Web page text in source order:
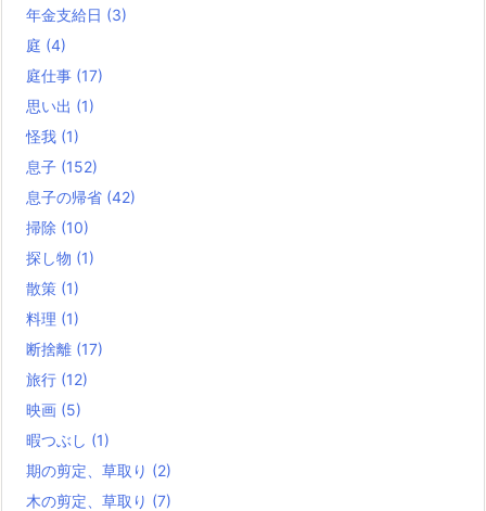
年金支給日 (3)
庭 (4)
庭仕事 (17)
思い出 (1)
怪我 (1)
息子 (152)
息子の帰省 (42)
掃除 (10)
探し物 (1)
散策 (1)
料理 (1)
断捨離 (17)
旅行 (12)
映画 (5)
暇つぶし (1)
期の剪定、草取り (2)
木の剪定、草取り (7)